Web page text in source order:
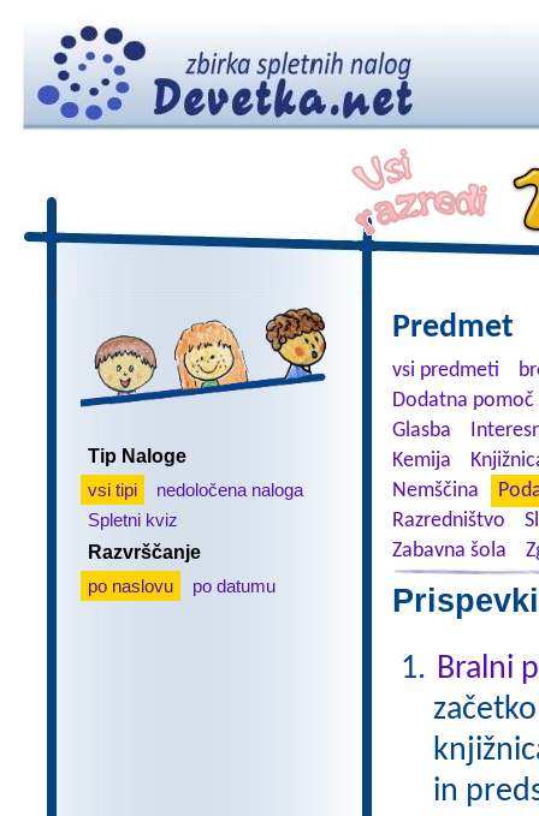
Tip Naloge
vsi tipi
nedoločena naloga
Spletni kviz
Razvrščanje
po naslovu
po datumu
Predmet
vsi predmeti
Dodatna
Glasba
Kemija
Nemščina
Razredništvo
Zabavna šola
Bralni
in